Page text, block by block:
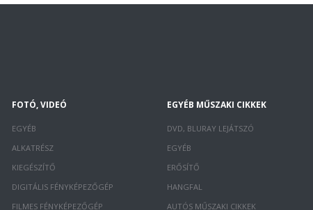
FOTÓ, VIDEÓ
EGYÉB
ALKATRÉSZ
KIEGÉSZÍTŐ
DIGITÁLIS FÉNYKÉPEZŐGÉP
FILMES FÉNYKÉPEZŐGÉP
EGYÉB MŰSZAKI CIKKEK
DVD, BLURAY LEJÁTSZÓ
EGYÉB
ERŐSÍTŐ
HANGFAL
AUTÓS MŰSZAKI CIKKEK